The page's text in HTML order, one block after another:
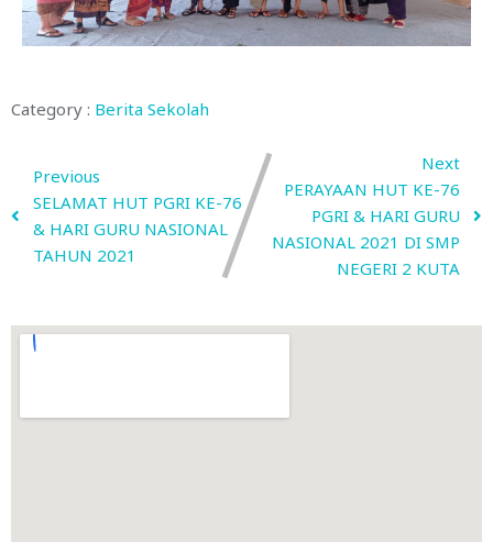
Category : Berita Sekolah
Previous
SELAMAT HUT PGRI KE-76
& HARI GURU NASIONAL
TAHUN 2021
Next
PERAYAAN HUT KE-76
PGRI & HARI GURU
NASIONAL 2021 DI SMP
NEGERI 2 KUTA